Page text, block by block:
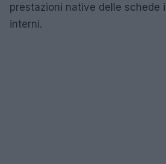
prestazioni native delle schede
interni.